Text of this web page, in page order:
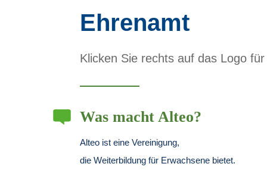
Ehrenamt
Klicken Sie rechts auf das Logo
Was macht Alteo?
Alteo ist eine Vereinigung,
die Weiterbildung für Erwachsene bietet.